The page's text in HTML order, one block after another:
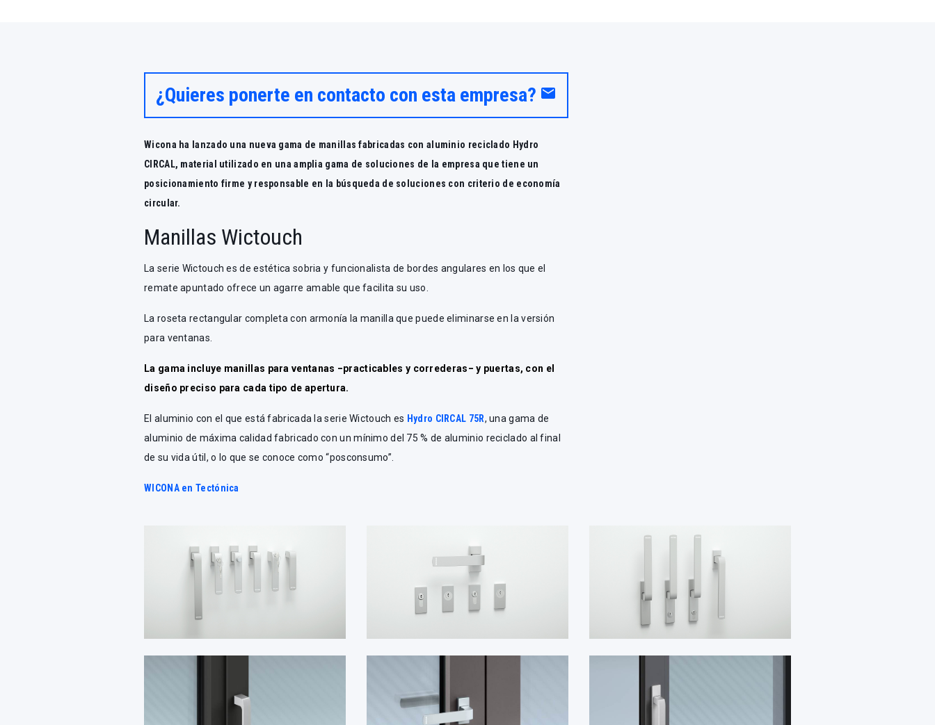
¿Quieres ponerte en contacto con esta empresa? email
Wicona ha lanzado una nueva gama de manillas fabricadas con aluminio reciclado Hydro
CIRCAL, material utilizado en una amplia gama de soluciones de la empresa que tiene un
posicionamiento firme y responsable en la búsqueda de soluciones con criterio de economía
circular.
Manillas Wictouch
La serie Wictouch es de estética sobria y funcionalista de bordes angulares en los que el
remate apuntado ofrece un agarre amable que facilita su uso.
La roseta rectangular completa con armonía la manilla que puede eliminarse en la versión
para ventanas.
La gama incluye manillas para ventanas –practicables y correderas– y puertas, con el
diseño preciso para cada tipo de apertura.
El aluminio con el que está fabricada la serie Wictouch es Hydro CIRCAL 75R, una gama de
aluminio de máxima calidad fabricado con un mínimo del 75 % de aluminio reciclado al final
de su vida útil, o lo que se conoce como “posconsumo”.
WICONA en Tectónica